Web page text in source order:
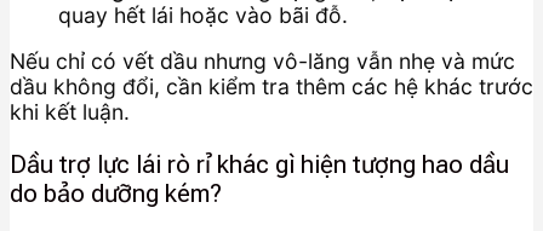
quay hết lái hoặc vào bãi đỗ.
Nếu chỉ có vết dầu nhưng vô-lăng vẫn nhẹ và mức
dầu không đổi, cần kiểm tra thêm các hệ khác trước
khi kết luận.
Dầu trợ lực lái rò rỉ khác gì hiện tượng hao dầu
do bảo dưỡng kém?